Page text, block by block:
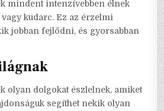
mindent intenzívebben élnek
kudarc. Ez az érzelmi
jobban fejlődni, és gyorsabban
olyan dolgokat észlelnek, amiket
segíthet nekik olyan